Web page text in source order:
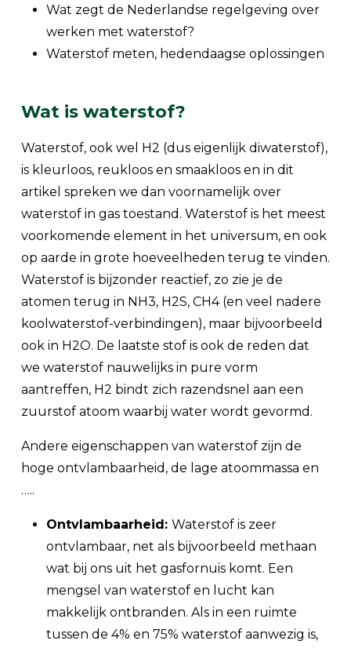
Wat zegt de Nederlandse regelgeving over
werken met waterstof?
Waterstof meten, hedendaagse oplossingen
Wat is waterstof?
Waterstof, ook wel H2 (dus eigenlijk diwaterstof),
is kleurloos, reukloos en smaakloos en in dit
artikel spreken we dan voornamelijk over
waterstof in gas toestand. Waterstof is het meest
voorkomende element in het universum, en ook
op aarde in grote hoeveelheden terug te vinden.
Waterstof is bijzonder reactief, zo zie je de
atomen terug in NH3, H2S, CH4 (en veel nadere
koolwaterstof-verbindingen), maar bijvoorbeeld
ook in H2O. De laatste stof is ook de reden dat
we waterstof nauwelijks in pure vorm
aantreffen, H2 bindt zich razendsnel aan een
zuurstof atoom waarbij water wordt gevormd.
Andere eigenschappen van waterstof zijn de
hoge ontvlambaarheid, de lage atoommassa en
…..
Ontvlambaarheid: Waterstof is zeer
ontvlambaar, net als bijvoorbeeld methaan
wat bij ons uit het gasfornuis komt. Een
mengsel van waterstof en lucht kan
makkelijk ontbranden. Als in een ruimte
tussen de 4% en 75% waterstof aanwezig is,